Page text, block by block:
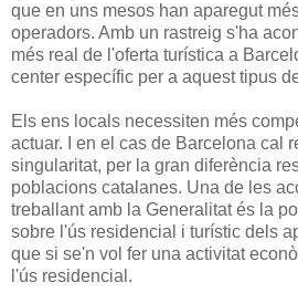
que en uns mesos han aparegut
operadors. Amb un rastreig s'ha
més real de l'oferta turística a
center específic per a aquest tipus
Els ens locals necessiten més
actuar. I en el cas de Barcelona cal
singularitat, per la gran diferència
poblacions catalanes. Una de les
treballant amb la Generalitat és la
sobre l'ús residencial i turístic dels
que si se'n vol fer una activitat
l'ús residencial.